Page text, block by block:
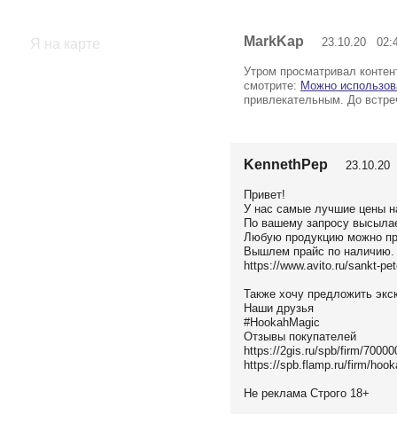
Я на карте MarkKap 23.10.20
Утром просматривал
смотрите: Можно
привлекательным. До
KennethPep 23.10.20
Привет!
У нас самые лучшие цены
По вашему запросу
Любую продукцию можно
Вышлем прайс по наличию.
https://www.avito.ru/sankt-
Также хочу предложить
Наши друзья
#HookahMagic
Отзывы покупателей
https://2gis.ru/spb/firm/
https://spb.flamp.ru/firm/
Не реклама Строго 18+